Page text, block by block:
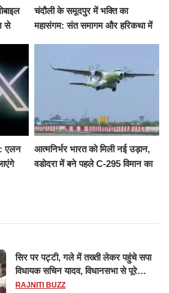
से
चंदौली के समूदपुर में भक्ति का
महासंगम: संत समागम और हरिकथा में
एलन
आत्मनिर्भर भारत को मिली नई उड़ान,
वडोदरा में बने पहले C-295 विमान का
सिर पर पट्टी, गले में तख्ती लेकर पहुंचे सपा
विधायक सचिन यादव, विधानसभा से पूरे
मानसून सत्र के लिए किया गया निलंबित
RAJNITI BUZZ